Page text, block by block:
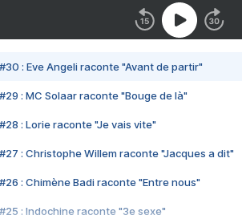
#30 : Eve Angeli raconte "Avant de partir"
#29 : MC Solaar raconte "Bouge de là"
#28 : Lorie raconte "Je vais vite"
#27 : Christophe Willem raconte "Jacques a dit"
#26 : Chimène Badi raconte "Entre nous"
#25 : Indochine raconte "3e sexe"